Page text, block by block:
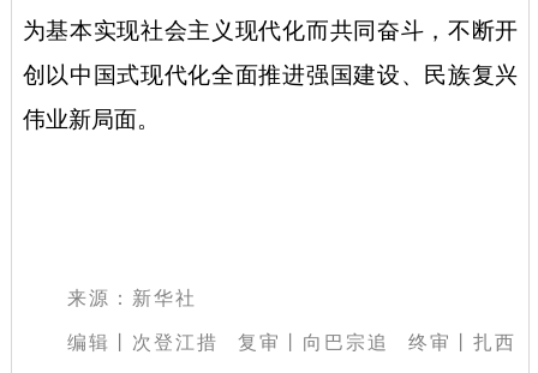
为基本实现社会主义现代化而共同奋斗，不断开
创以中国式现代化全面推进强国建设、民族复兴
伟业新局面。
来源：新华社
编辑丨次登江措 复审丨向巴宗追 终审丨扎西